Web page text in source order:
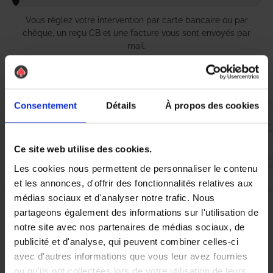
Consentement Détails À propos des cookies
Ce site web utilise des cookies.
Les cookies nous permettent de personnaliser le contenu
et les annonces, d'offrir des fonctionnalités relatives aux
médias sociaux et d'analyser notre trafic. Nous
partageons également des informations sur l'utilisation de
notre site avec nos partenaires de médias sociaux, de
publicité et d'analyse, qui peuvent combiner celles-ci
avec d'autres informations que vous leur avez fournies
ou qu'ils ont collectées lors de votre utilisation de leurs
Vous réglez votre intervention par carte bancaire ou par
chèque, un reçu CB et une facture vous sont envoyés par
mail.
Etape 5 :
Vous évaluez la prestation
Vous recevez une demande d’évaluation de votre expérience
avec l’équipe AS DE PIC.
Nous avons pensé à tout
À Colomiers, la présence de nuisibles tels que les chenilles